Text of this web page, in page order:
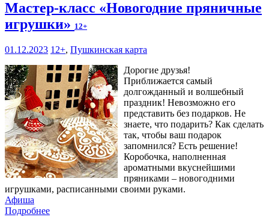
Мастер-класс «Новогодние пряничные
игрушки» 12+
01.12.2023 12+, Пушкинская карта
Дорогие друзья!
Приближается самый
долгожданный и волшебный
праздник! Невозможно его
представить без подарков. Не
знаете, что подарить? Как сделать
так, чтобы ваш подарок
запомнился? Есть решение!
Коробочка, наполненная
ароматными вкуснейшими
пряниками – новогодними
игрушками, расписанными своими руками.
Афиша
Подробнее